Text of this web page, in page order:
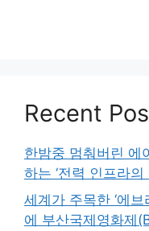
Recent
한밤중 멈춰버린 에
하는 ‘전력 인프라의
세계가 주목한 ‘에
에 부산국제영화제